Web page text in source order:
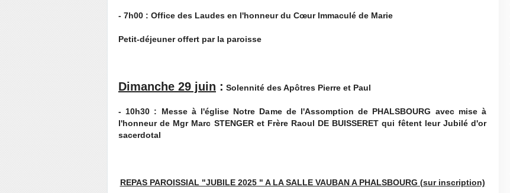
- 7h00 : Office des Laudes en l'honneur du Cœur Immaculé de Marie
Petit-déjeuner offert par la paroisse
Dimanche 29 juin : Solennité des Apôtres Pierre et Paul
- 10h30 : Messe à l'église Notre Dame de l'Assomption de PHALSBOURG avec mise à
l'honneur de Mgr Marc STENGER et Frère Raoul DE BUISSERET qui fêtent leur Jubilé d'or
sacerdotal
REPAS PAROISSIAL "JUBILE 2025 " A LA SALLE VAUBAN A PHALSBOURG (sur inscription)